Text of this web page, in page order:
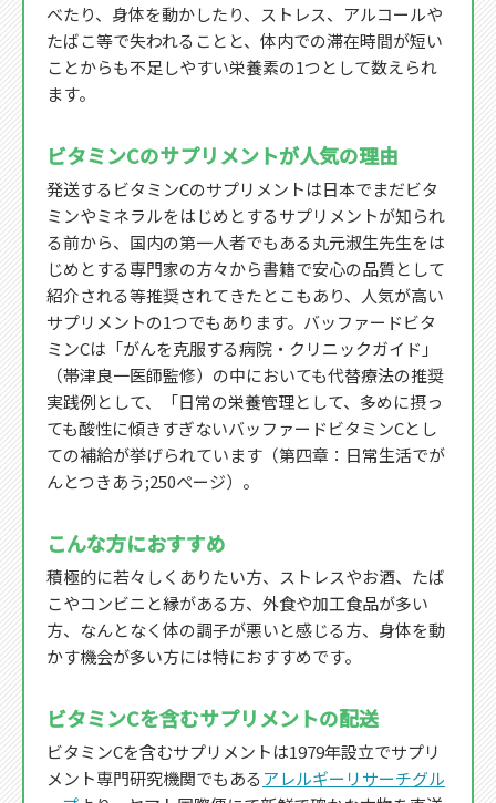
べたり、身体を動かしたり、ストレス、アルコールや
たばこ等で失われることと、体内での滞在時間が短い
ことからも不足しやすい栄養素の1つとして数えられ
ます。
ビタミンCのサプリメントが人気の理由
発送するビタミンCのサプリメントは日本でまだビタ
ミンやミネラルをはじめとするサプリメントが知られ
る前から、国内の第一人者でもある丸元淑生先生をは
じめとする専門家の方々から書籍で安心の品質として
紹介される等推奨されてきたとこもあり、人気が高い
サプリメントの1つでもあります。バッファードビタ
ミンCは「がんを克服する病院・クリニックガイド」
（帯津良一医師監修）の中においても代替療法の推奨
実践例として、「日常の栄養管理として、多めに摂っ
ても酸性に傾きすぎないバッファードビタミンCとし
ての補給が挙げられています（第四章：日常生活でが
んとつきあう;250ページ）。
こんな方におすすめ
積極的に若々しくありたい方、ストレスやお酒、たば
こやコンビニと縁がある方、外食や加工食品が多い
方、なんとなく体の調子が悪いと感じる方、身体を動
かす機会が多い方には特におすすめです。
ビタミンCを含むサプリメントの配送
ビタミンCを含むサプリメントは1979年設立でサプリ
メント専門研究機関でもある アレルギーリサーチグル